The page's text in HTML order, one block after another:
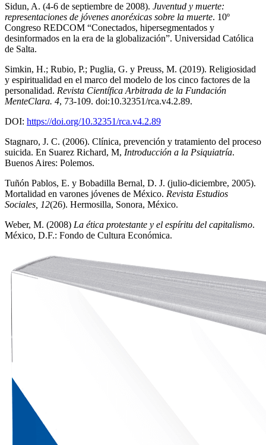
Sidun, A. (4-6 de septiembre de 2008). Juventud y muerte:
representaciones de jóvenes anoréxicas sobre la muerte. 10º
Congreso REDCOM “Conectados, hipersegmentados y
desinformados en la era de la globalización”. Universidad Católica
de Salta.
Simkin, H.; Rubio, P.; Puglia, G. y Preuss, M. (2019). Religiosidad
y espiritualidad en el marco del modelo de los cinco factores de la
personalidad. Revista Científica Arbitrada de la Fundación
MenteClara. 4, 73-109. doi:10.32351/rca.v4.2.89.
DOI: https://doi.org/10.32351/rca.v4.2.89
Stagnaro, J. C. (2006). Clínica, prevención y tratamiento del proceso
suicida. En Suarez Richard, M, Introducción a la Psiquiatría.
Buenos Aires: Polemos.
Tuñón Pablos, E. y Bobadilla Bernal, D. J. (julio-diciembre, 2005).
Mortalidad en varones jóvenes de México. Revista Estudios
Sociales, 12(26). Hermosilla, Sonora, México.
Weber, M. (2008) La ética protestante y el espíritu del capitalismo.
México, D.F.: Fondo de Cultura Económica.